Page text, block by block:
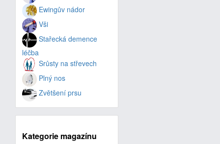
Ewingův nádor
Vši
Stařecká demence
léčba
Srůsty na střevech
Plný nos
Zvětšení prsu
Kategorie magazínu